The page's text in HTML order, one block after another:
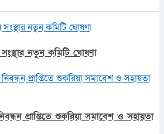
নতুন কমিটি ঘোষণা
প্রাপ্তিতে শুকরিয়া সমাবেশ ও সহায়তা